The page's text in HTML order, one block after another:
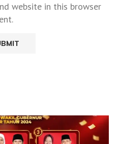
website in this browser